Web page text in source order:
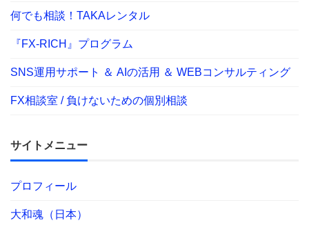
何でも相談！TAKAレンタル
『FX-RICH』プログラム
SNS運用サポート ＆ AIの活用 ＆ WEBコンサルティング
FX相談室 / 負けないための個別相談
サイトメニュー
プロフィール
大和魂（日本）